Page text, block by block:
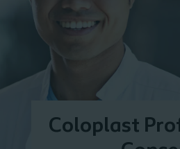
Coloplast